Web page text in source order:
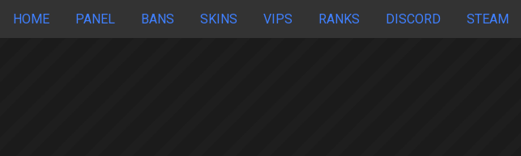
HOME PANEL BANS SKINS VIPS RANKS DISCORD STEAM